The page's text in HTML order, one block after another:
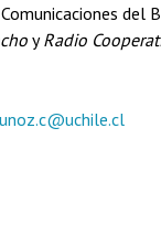
del
yRadio